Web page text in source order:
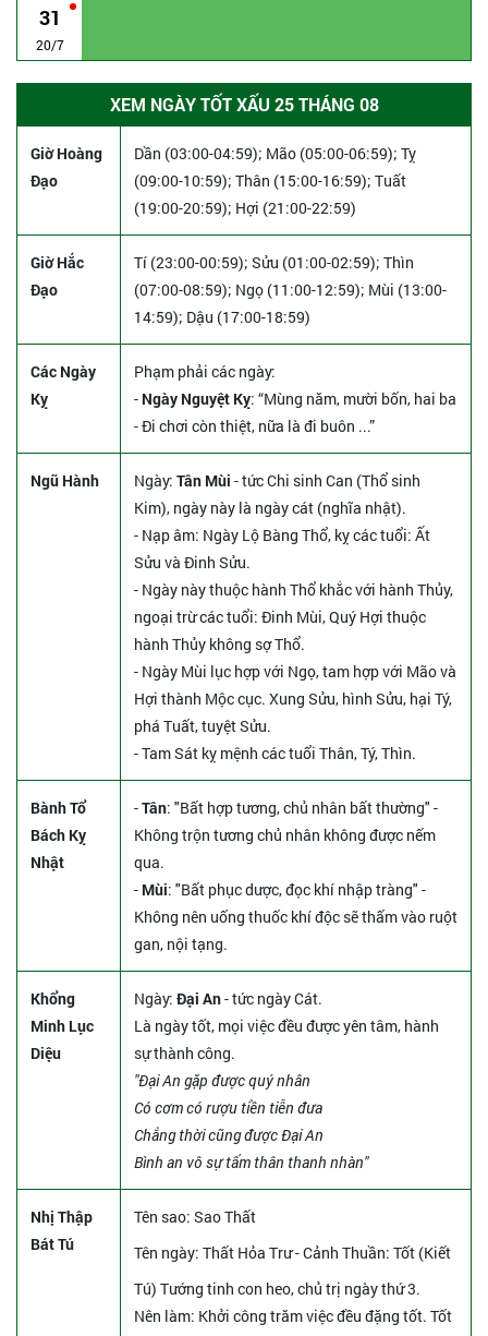
31
20/7
XEM NGÀY TỐT XẤU 25 THÁNG 08
Giờ Hoàng
Đạo
Dần (03:00-04:59); Mão (05:00-06:59); Tỵ
(09:00-10:59); Thân (15:00-16:59); Tuất
(19:00-20:59); Hợi (21:00-22:59)
Giờ Hắc
Đạo
Tí (23:00-00:59); Sửu (01:00-02:59); Thìn
(07:00-08:59); Ngọ (11:00-12:59); Mùi (13:00-
14:59); Dậu (17:00-18:59)
Các Ngày
Kỵ
Phạm phải các ngày:
- Ngày Nguyệt Kỵ: “Mùng năm, mười bốn, hai ba
- Đi chơi còn thiệt, nữa là đi buôn ...”
Ngũ Hành Ngày: Tân Mùi - tức Chi sinh Can (Thổ sinh
Kim), ngày này là ngày cát (nghĩa nhật).
- Nạp âm: Ngày Lộ Bàng Thổ, kỵ các tuổi: Ất
Sửu và Đinh Sửu.
- Ngày này thuộc hành Thổ khắc với hành Thủy,
ngoại trừ các tuổi: Đinh Mùi, Quý Hợi thuộc
hành Thủy không sợ Thổ.
- Ngày Mùi lục hợp với Ngọ, tam hợp với Mão và
Hợi thành Mộc cục. Xung Sửu, hình Sửu, hại Tý,
phá Tuất, tuyệt Sửu.
- Tam Sát kỵ mệnh các tuổi Thân, Tý, Thìn.
Bành Tổ
Bách Kỵ
Nhật
-Tân: "Bất hợp tương, chủ nhân bất thường" -
Không trộn tương chủ nhân không được nếm
qua.
- Mùi: "Bất phục dược, đọc khí nhập tràng" -
Không nên uống thuốc khí độc sẽ thấm vào ruột
gan, nội tạng.
Khổng
Minh Lục
Diệu
Ngày: Đại An- tức ngày Cát.
Là ngày tốt, mọi việc đều được yên tâm, hành
sự thành công.
"Đại An gặp được quý nhân
Có cơm có rượu tiền tiễn đưa
Chẳng thời cũng được Đại An
Bình an vô sự tấm thân thanh nhàn"
Nhị Thập
Bát Tú
Tên sao: Sao Thất
Tên ngày: Thất Hỏa Trư - Cảnh Thuần: Tốt (Kiết
Tú) Tướng tinh con heo, chủ trị ngày thứ 3.
Nên làm: Khởi công trăm việc đều đặng tốt. Tốt